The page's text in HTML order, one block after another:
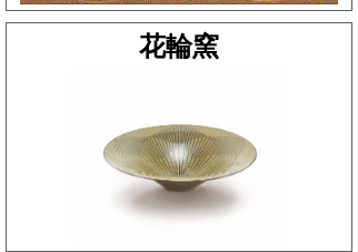
花輪窯